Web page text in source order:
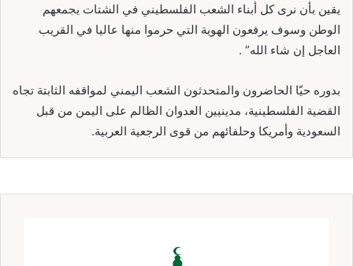
يقين بأن نرى كل أبناء الشعب الفلسطيني في الشتات يجمعهم
الوطن وسوف يرفعون الهوية التي حرموا منها عاليا في القريب
العاجل إن شاء الله” .
بدوره حيّا الحاضرون والمتحدثون الشعب اليمني لمواقفه الثابتة تجاه
القضية الفلسطينية، مدينيين العدوان الظالم على اليمن من قبل
السعودية وأمريكا وحلفائهم من قوى الرجعية العربية.